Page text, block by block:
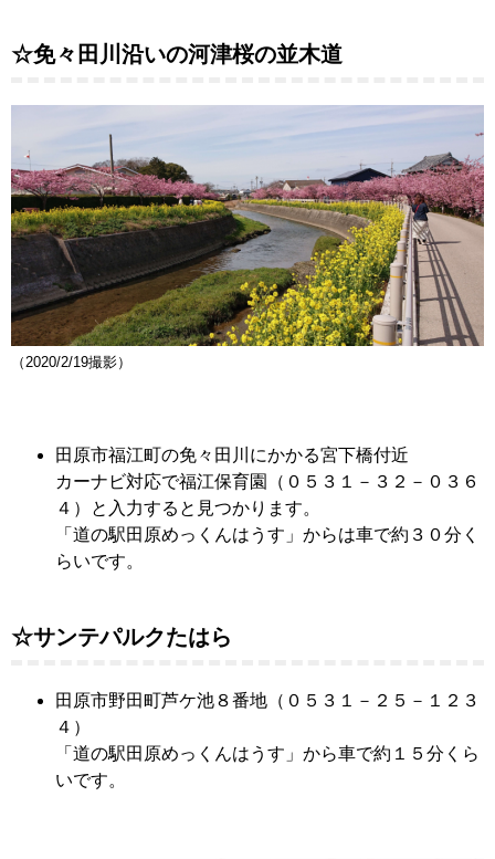
☆免々田川沿いの河津桜の並木道
（2020/2/19撮影）
田原市福江町の免々田川にかかる宮下橋付近
カーナビ対応で福江保育園（０５３１－３２－０３６
４）と入力すると見つかります。
「道の駅田原めっくんはうす」からは車で約３０分く
らいです。
☆サンテパルクたはら
田原市野田町芦ケ池８番地（０５３１－２５－１２３
４）
「道の駅田原めっくんはうす」から車で約１５分くら
いです。